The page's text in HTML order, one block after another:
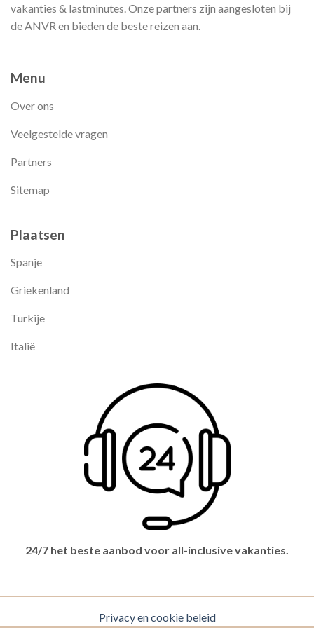
vakanties & lastminutes. Onze partners zijn aangesloten bij
de ANVR en bieden de beste reizen aan.
Menu
Over ons
Veelgestelde vragen
Partners
Sitemap
Plaatsen
Spanje
Griekenland
Turkije
Italië
24/7 het beste aanbod voor all-inclusive vakanties.
Privacy en cookie beleid